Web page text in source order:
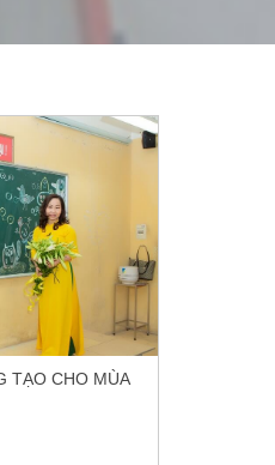
TẠO CHO MÙA